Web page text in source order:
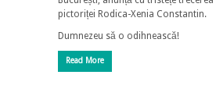
pictoriței Rodica-Xenia Constantin.
Dumnezeu să o odihnească!
Read More